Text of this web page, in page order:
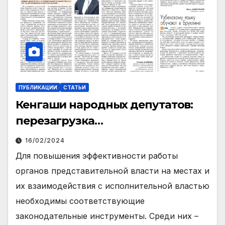
ПУБЛИКАЦИИ СТАТЬИ
Кенгаши народных депутатов:
перезагрузка…
16/02/2024
Для повышения эффективности работы
органов представительной власти на местах и
их взаимодействия с исполнительной властью
необходимы соответствующие
законодательные инструменты. Среди них –